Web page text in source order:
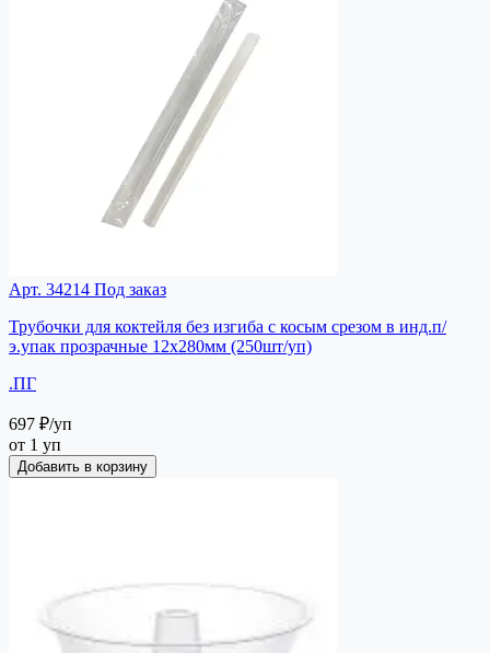
Арт. 34214 Под заказ
Трубочки для коктейля без изгиба с косым срезом в инд.п/
э.упак прозрачные 12х280мм (250шт/уп)
.ПГ
697 ₽/уп
от 1 уп
Добавить в корзину